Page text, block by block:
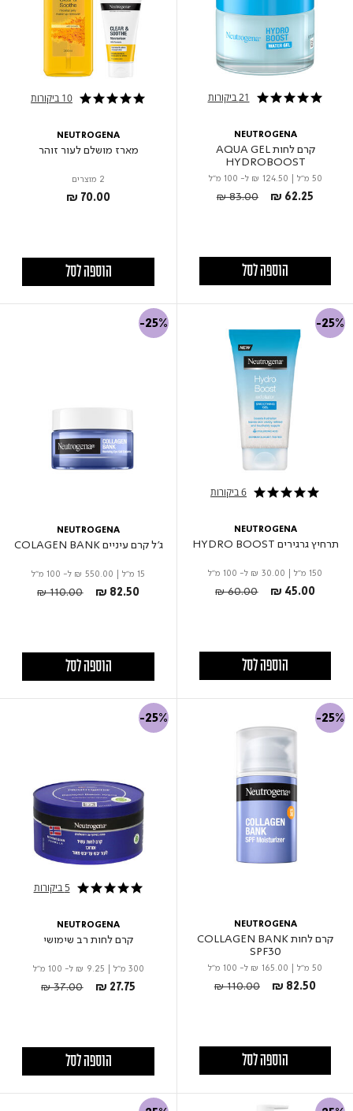
4.8 star rating 21 ביקורות
NEUTROGENA
קרם לחות AQUA GEL
HYDROBOOST
50 מ"ל ₪ 124.50 ל- 100 מ"ל
₪ 62.25
Price reduced from
₪ 83.00to
הוספה לסל
5.0 star rating 10 ביקורות
NEUTROGENA
מארז מושלם לעור זוהר
2 מוצרים
₪ 70.00
הוספה לסל
4.8 star rating 6 ביקורות
-25%
NEUTROGENA
תרחיץ גרגירים HYDRO BOOST
150 מ"ל ₪ 30.00 ל- 100 מ"ל
₪ 45.00
Price reduced from
₪ 60.00to
הוספה לסל
-25%
NEUTROGENA
ג'ל קרם עיניים COLAGEN BANK
15 מ"ל ₪ 550.00 ל- 100 מ"ל
₪ 82.50
Price reduced from
₪ 110.00to
הוספה לסל
-25%
NEUTROGENA
קרם לחות COLLAGEN BANK
SPF30
50 מ"ל ₪ 165.00 ל- 100 מ"ל
₪ 82.50
Price reduced from
₪ 110.00to
הוספה לסל
4.8 star rating 5 ביקורות
-25%
NEUTROGENA
קרם לחות רב שימושי
300 מ"ל ₪ 9.25 ל- 100 מ"ל
₪ 27.75
Price reduced from
₪ 37.00to
הוספה לסל